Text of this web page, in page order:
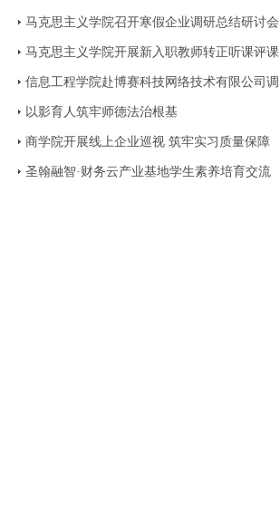
马克思主义学院召开寒假企业调研总结研讨会
马克思主义学院开展新入职教师转正听课评课
信息工程学院赴博赛科技网络技术有限公司调
以影育人筑牢师德法治根基
商学院开展线上企业巡视 筑牢实习质量保障
圣翰融智·财务云产业基地学生素养培育交流